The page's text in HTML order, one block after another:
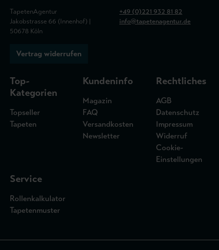
TapetenAgentur
Jakobstrasse 66 (Innenhof) |
50678 Köln
+49 (0)221 932 81 82
info@tapetenagentur.de
Vertrag widerrufen
Top-
Kategorien
Topseller
Tapeten
Kundeninfo
Magazin
FAQ
Versandkosten
Newsletter
Rechtliches
AGB
Datenschutz
Impressum
Widerruf
Cookie-
Einstellungen
Service
Rollenkalkulator
Tapetenmuster